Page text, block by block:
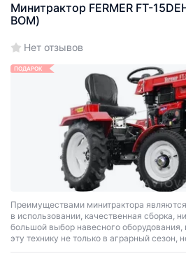
Минитрактор FERMER FT-
ВОМ)
Нет отзывов
ПОДАРОК
Преимуществами минитрактора являются
в использовании, качественная сборка,
большой выбор навесного
эту технику не только в аграрный сезон,
и заготовки дров.